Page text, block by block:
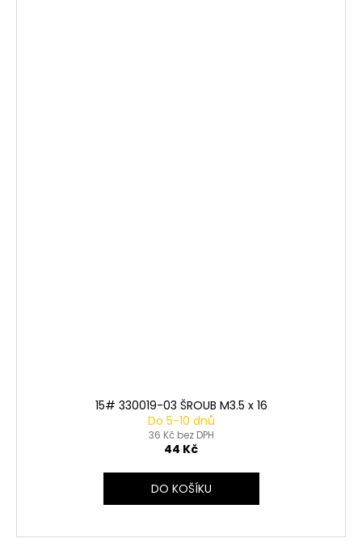
15# 330019-03 ŠROUB M3.5 x 16
Do 5-10 dnů
36 Kč bez DPH
44 Kč
DO KOŠÍKU